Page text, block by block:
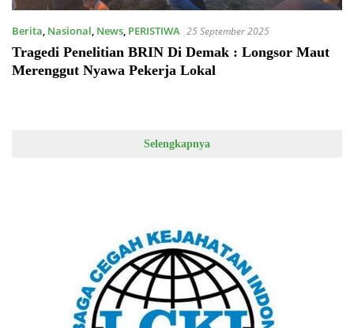
Berita, Nasional, News, PERISTIWA 25 September 2025
Tragedi Penelitian BRIN Di Demak : Longsor Maut
Merenggut Nyawa Pekerja Lokal
Selengkapnya